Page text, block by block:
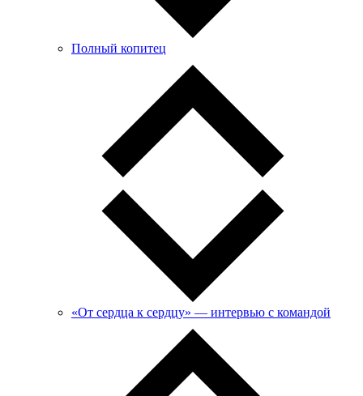
Полный копитец
«От сердца к сердцу» — интервью с командой